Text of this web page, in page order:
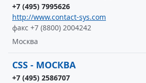
+7 (495) 7995626
http://www.contact-sys.com
факс +7 (8800) 2004242
Москва
CSS - МОСКВА
+7 (495) 2586707